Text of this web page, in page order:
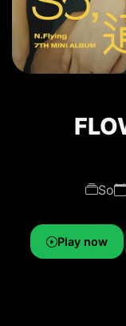
So
Play now